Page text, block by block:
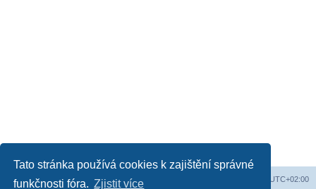
Tato stránka používá cookies k zajištění správné
funkčnosti fóra. Zjistit více
Obsah fóra UTC+02:00